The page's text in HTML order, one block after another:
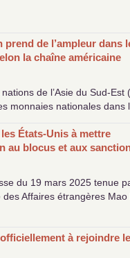
prend de l’ampleur dans
la chaîne américaine
nations de l’Asie du Sud-Est (
monnaies nationales
États-Unis à mettre
au blocus et aux
du 19 mars 2025 tenue
Affaires étrangères Mao
à rejoindre